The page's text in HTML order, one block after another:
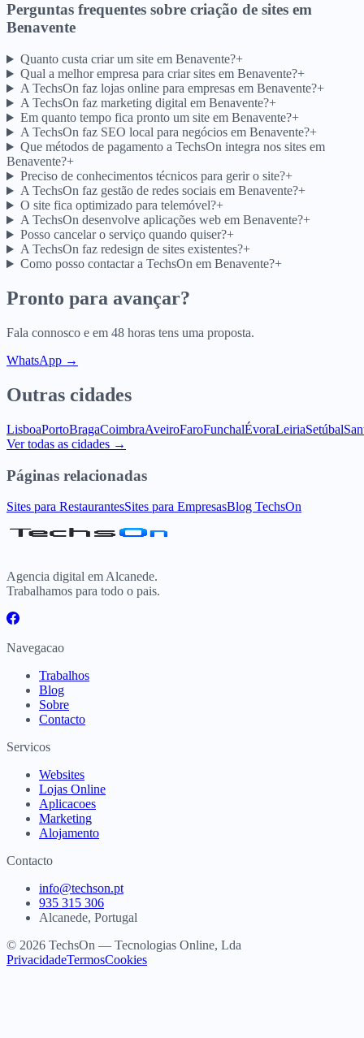
Perguntas frequentes sobre criação de sites em
Benavente
Quanto custa criar um site em Benavente?+
Qual a melhor empresa para criar sites em Benavente?+
A TechsOn faz lojas online para empresas em Benavente?+
A TechsOn faz marketing digital em Benavente?+
Em quanto tempo fica pronto um site em Benavente?+
A TechsOn faz SEO local para negócios em Benavente?+
Que métodos de pagamento a TechsOn integra nos sites em
Benavente?+
Preciso de conhecimentos técnicos para gerir o site?+
A TechsOn faz gestão de redes sociais em Benavente?+
O site fica optimizado para telemóvel?+
A TechsOn desenvolve aplicações web em Benavente?+
Posso cancelar o serviço quando quiser?+
A TechsOn faz redesign de sites existentes?+
Como posso contactar a TechsOn em Benavente?+
Pronto para avançar?
Fala connosco e em 48 horas tens uma proposta.
WhatsApp →
Outras cidades
LisboaPortoBragaCoimbraAveiroFaroFunchalÉvoraLeiriaSetúbal
Ver todas as cidades →
Páginas relacionadas
Sites para RestaurantesSites para EmpresasBlog TechsOn
Agencia digital em Alcanede.
Trabalhamos para todo o pais.
Navegacao
Trabalhos
Blog
Sobre
Contacto
Servicos
Websites
Lojas Online
Aplicacoes
Marketing
Alojamento
Contacto
info@techson.pt
935 315 306
Alcanede, Portugal
© 2026 TechsOn — Tecnologias Online, Lda
PrivacidadeTermosCookies